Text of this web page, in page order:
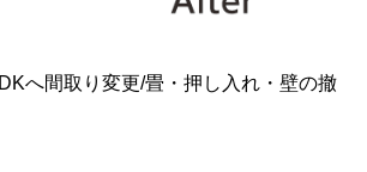
へ間取り変更/畳・押し入れ・壁の撤